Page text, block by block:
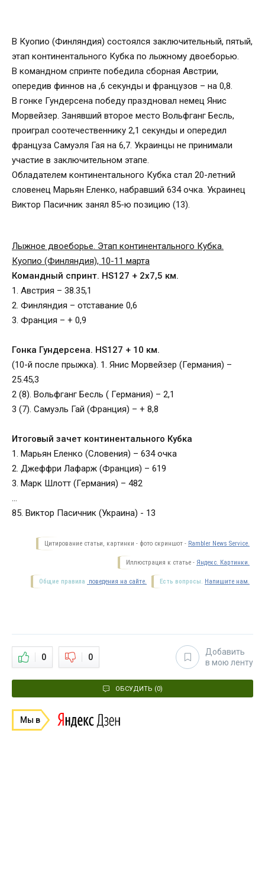
В Куопио (Финляндия) состоялся заключительный, пятый,
этап континентального Кубка по лыжному двоеборью.
В командном спринте победила сборная Австрии,
опередив финнов на ,6 секунды и французов – на 0,8.
В гонке Гундерсена победу праздновал немец Янис
Морвейзер. Занявший второе место Вольфганг Бесль,
проиграл соотечественнику 2,1 секунды и опередил
француза Самуэля Гая на 6,7. Украинцы не принимали
участие в заключительном этапе.
Обладателем континентального Кубка стал 20-летний
словенец Марьян Еленко, набравший 634 очка. Украинец
Виктор Пасичник занял 85-ю позицию (13).
Лыжное двоеборье. Этап континентального Кубка.
Куопио (Финляндия), 10-11 марта
Командный спринт. HS127 + 2х7,5 км.
1. Австрия – 38.35,1
2. Финляндия – отставание 0,6
3. Франция – + 0,9
Гонка Гундерсена. HS127 + 10 км.
(10-й после прыжка). 1. Янис Морвейзер (Германия) –
25.45,3
2 (8). Вольфганг Бесль ( Германия) – 2,1
3 (7). Самуэль Гай (Франция) – + 8,8
Итоговый зачет континентального Кубка
1. Марьян Еленко (Словения) – 634 очка
2. Джеффри Лафарж (Франция) – 619
3. Марк Шлотт (Германия) – 482
…
85. Виктор Пасичник (Украина) - 13
Цитирование статьи, картинки - фото скриншот - Rambler News Service.
Иллюстрация к статье - Яндекс. Картинки.
Есть вопросы. Напишите нам.
Общие правила поведения на сайте.
0 0
Добавить
в мою ленту
ОБСУДИТЬ (0)
Мы в